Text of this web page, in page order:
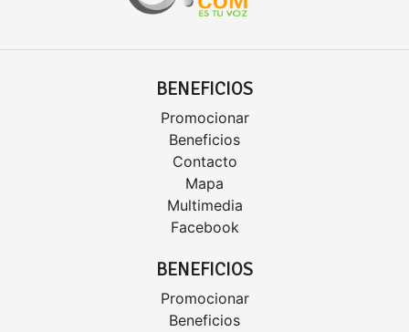
BENEFICIOS
Promocionar
Beneficios
Contacto
Mapa
Multimedia
Facebook
BENEFICIOS
Promocionar
Beneficios